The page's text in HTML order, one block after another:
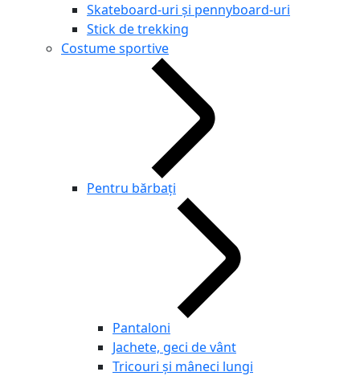
Skateboard-uri și pennyboard-uri
Stick de trekking
Costume sportive
Pentru bărbaţi
Pantaloni
Jachete, geci de vânt
Tricouri și mâneci lungi